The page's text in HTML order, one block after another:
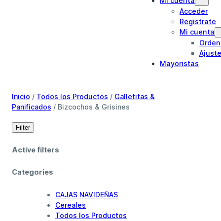
Acceder
Registrate
Mi cuenta
Mayoristas
Inicio / Todos los Productos / Galletitas &
Panificados / Bizcochos & Grisines
Filter
Active filters
Categories
CAJAS NAVIDEÑAS
Cereales
Todos los Productos